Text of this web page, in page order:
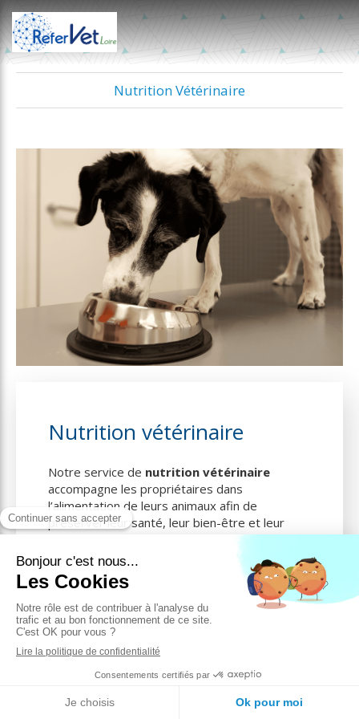
Nutrition Vétérinaire
Nutrition vétérinaire
Notre service de nutrition vétérinaire
accompagne les propriétaires dans
l’alimentation de leurs animaux afin de
préserver leur santé, leur bien-être et leur
Grâce à une consultation réalisée par la DV
GASSMANN, vous obtiendrez des
recommandations nutritionnelles adaptées à
l’âge, aumode de vie, à l’état de santéet
aux besoins spécifiques de chaque animal
Que ce soit pour laprévention, lagestion du
nous vous aidons à mettre en place une